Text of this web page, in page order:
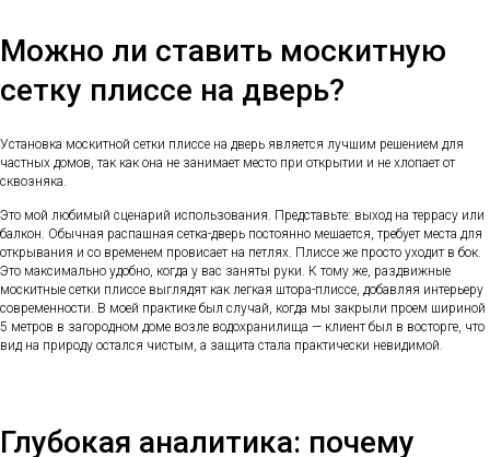
Можно ли ставить москитную
сетку плиссе на дверь?
Установка москитной сетки плиссе на дверь является лучшим решением для
частных домов, так как она не занимает место при открытии и не хлопает от
сквозняка.
Это мой любимый сценарий использования. Представьте: выход на террасу или
балкон. Обычная распашная сетка-дверь постоянно мешается, требует места для
открывания и со временем провисает на петлях. Плиссе же просто уходит в бок.
Это максимально удобно, когда у вас заняты руки. К тому же, раздвижные
москитные сетки плиссе выглядят как легкая штора-плиссе, добавляя интерьеру
современности. В моей практике был случай, когда мы закрыли проем шириной
5 метров в загородном доме возле водохранилища — клиент был в восторге, что
вид на природу остался чистым, а защита стала практически невидимой.
Глубокая аналитика: почему